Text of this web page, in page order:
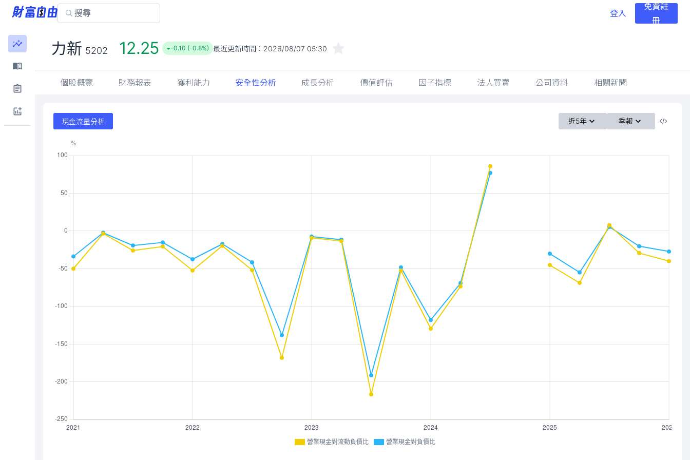
登入
免費註
冊
力新 5202 12.25 -0.10 (-0.8%) 最近更新時間： 2026/08/07 05:30
個股概覽 財務報表 獲利能力 安全性分析 成長分析 價值評估 因子指標 法人買賣 公司資料 相關新聞
現金流量分析 近5年 季報
營業現金對流動負債比 營業現金對負債比